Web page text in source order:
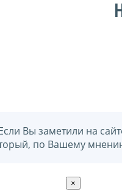
Вы заметили на
по Вашему
×